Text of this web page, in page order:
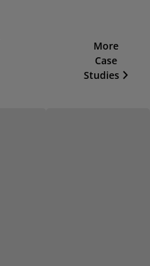
More
Case
Studies